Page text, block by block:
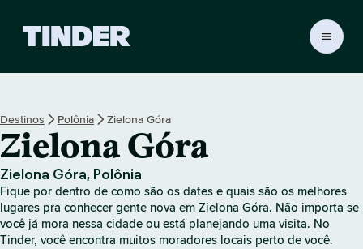
a
i
n
i
c
i
a
l
Destinos Polônia Zielona Góra
Zielona Góra
Zielona Góra, Polônia
Fique por dentro de como são os dates e quais são os melhores
lugares pra conhecer gente nova em Zielona Góra. Não importa se
você já mora nessa cidade ou está planejando uma visita. No
Tinder, você encontra muitos moradores locais perto de você.